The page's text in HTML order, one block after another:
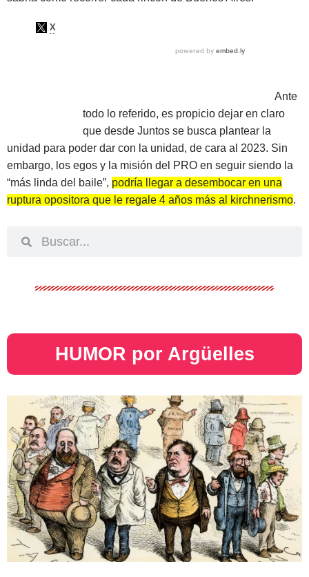
Ante
todo lo referido, es propicio dejar en claro
que desde Juntos se busca plantear la
unidad para poder dar con la unidad, de cara al 2023. Sin
embargo, los egos y la misión del PRO en seguir siendo la
“más linda del baile”, podría llegar a desembocar en una
ruptura opositora que le regale 4 años más al kirchnerismo.
HUMOR por Argüelles​